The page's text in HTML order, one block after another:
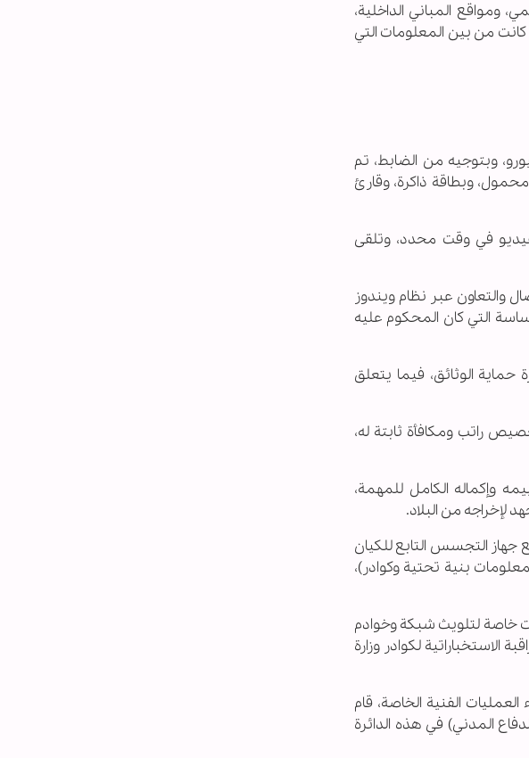
ومواقع المباني الداخلية،
كانت من بين المعلومات التي
وبتوجيه من الضابط، تم
وبطاقة ذاكرة، وقارئ
في وقت محدد، وتلقى
والتعاون عبر نظام ويندوز
التي كان المحكوم عليه
حماية الوثائق، فيما يتعلق
راتب ومكافأة ثابتة له،
وإكماله الكامل للمهمة،
لإخراجه من البلاد.
جهاز التجسس التابع للكيان
بنية تحتية وكوادر)،
خاصة لتلويث شبكة وخوادم
الاستخباراتية لكوادر وزارة
الفنية الخاصة، قام
المدني) في هذه الدائرة